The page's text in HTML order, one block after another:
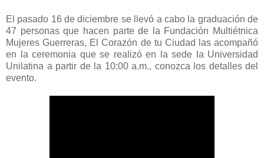
El pasado 16 de diciembre se llevó a cabo la graduación de
47 personas que hacen parte de la Fundación Multiétnica
Mujeres Guerreras, El Corazón de tu Ciudad las acompañó
en la ceremonia que se realizó en la sede la Universidad
Unilatina a partir de la 10:00 a.m., conozca los detalles del
evento.